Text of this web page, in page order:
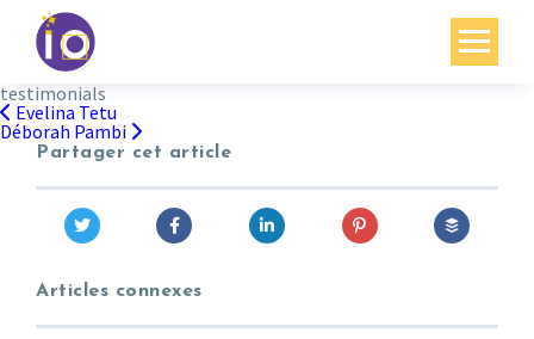
Vos enjeux
Nos expertises
Académie
Agenda
testimonials
Navigation
de
l’article
Evelina Tetu
Déborah Pambi
Partager cet article
Articles connexes